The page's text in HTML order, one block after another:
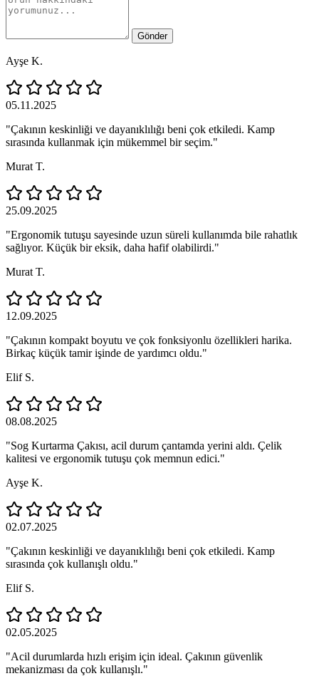
Gönder
Ayşe K.
05.11.2025
"Çakının keskinliği ve dayanıklılığı beni çok etkiledi. Kamp
sırasında kullanmak için mükemmel bir seçim."
Murat T.
25.09.2025
"Ergonomik tutuşu sayesinde uzun süreli kullanımda bile rahatlık
sağlıyor. Küçük bir eksik, daha hafif olabilirdi."
Murat T.
12.09.2025
"Çakının kompakt boyutu ve çok fonksiyonlu özellikleri harika.
Birkaç küçük tamir işinde de yardımcı oldu."
Elif S.
08.08.2025
"Sog Kurtarma Çakısı, acil durum çantamda yerini aldı. Çelik
kalitesi ve ergonomik tutuşu çok memnun edici."
Ayşe K.
02.07.2025
"Çakının keskinliği ve dayanıklılığı beni çok etkiledi. Kamp
sırasında çok kullanışlı oldu."
Elif S.
02.05.2025
"Acil durumlarda hızlı erişim için ideal. Çakının güvenlik
mekanizması da çok kullanışlı."